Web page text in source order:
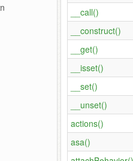
__call()
__construct()
__get()
__isset()
__set()
__unset()
actions()
asa()